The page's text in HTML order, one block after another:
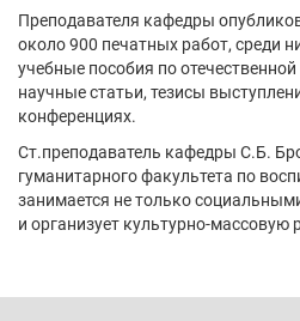
Преподавателя кафедры
около 900 печатных работ, среди
учебные пособия по
научные статьи, тезисы
конференциях.
Ст.преподаватель кафедры С.Б.
гуманитарного факультета по
занимается не только
и организует культурно-массовую